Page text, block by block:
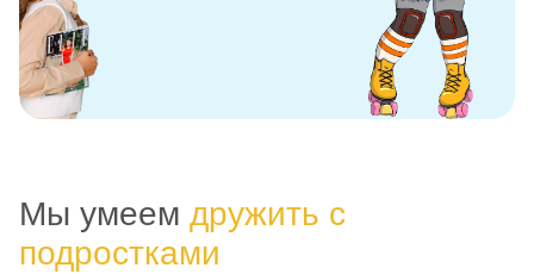
Мы умеем дружить с
подростками